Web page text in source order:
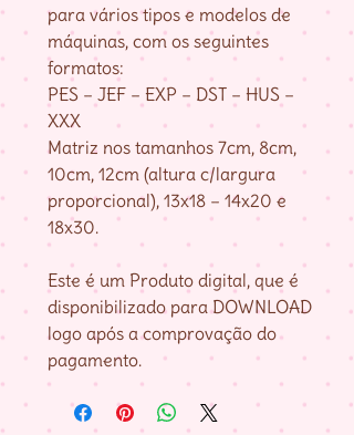
para vários tipos e modelos de
máquinas, com os seguintes
formatos:
PES – JEF – EXP – DST – HUS –
XXX
Matriz nos tamanhos 7cm, 8cm,
10cm, 12cm (altura c/largura
proporcional), 13x18 – 14x20 e
18x30.
Este é um Produto digital, que é
disponibilizado para DOWNLOAD
logo após a comprovação do
pagamento.